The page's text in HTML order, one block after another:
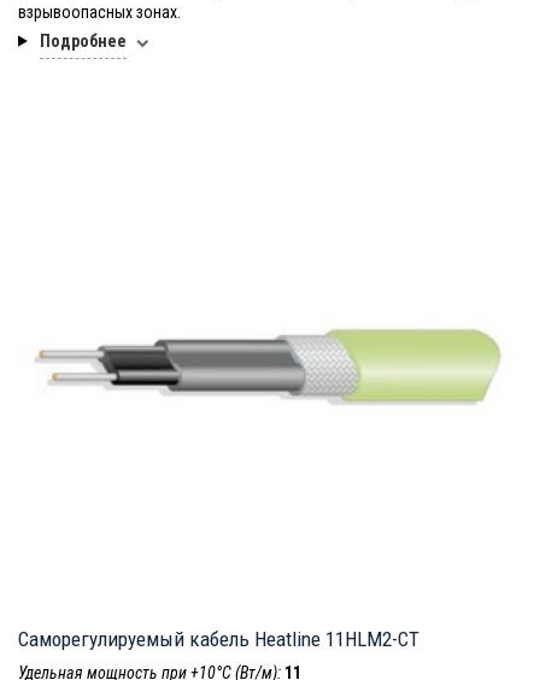
взрывоопасных зонах.
Подробнее
Саморегулируемый кабель Heatline 11HLM2-CT
Удельная мощность при +10°С (Вт/м): 11